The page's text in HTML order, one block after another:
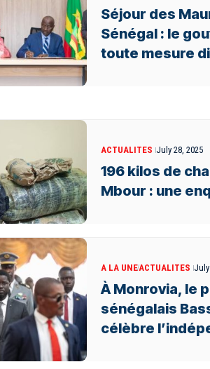
Séjour des
Sénégal : le
toute mesure
ACTUALITES July 28, 2025
196 kilos de
Mbour : une
A LA UNEACTUALITES
À Monrovia, le
sénégalais
célèbre